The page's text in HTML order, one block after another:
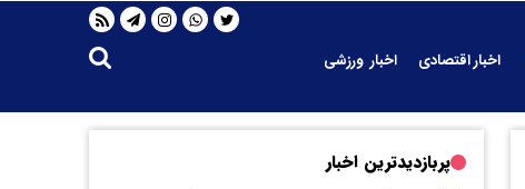
اخبار اقتصادی
اخبار ورزشی
پربازدیدترین اخبار